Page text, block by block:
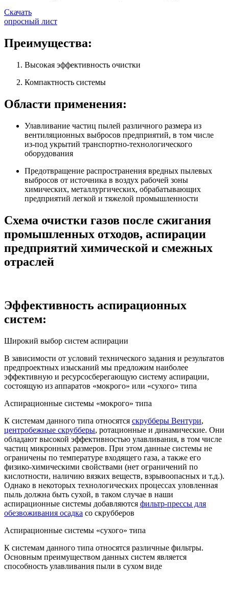
Скачать
опросный лист
Преимущества:
Высокая эффективность очистки
Компактность системы
Области применения:
Улавливание частиц пылей различного размера из
вентиляционных выбросов предприятий, в том числе
из-под укрытий транспортно-технологического
оборудования
Предотвращение распространения вредных пылевых
выбросов от источника в воздух рабочей зоны
химических, металлургических, обрабатывающих
предприятий легкой и тяжелой промышленности
Схема очистки газов после сжигания
промышленных отходов, аспирации
предприятий химической и смежных
отраслей
Эффективность аспирационных
систем:
Широкий выбор систем аспирации
В зависимости от условий технического задания и результатов
предпроектных изысканий мы предложим наиболее
эффективную и ресурсосберегающую систему аспирации,
состоящую из аппаратов «мокрого» или «сухого» типа
Аспирационные системы «мокрого» типа
К системам данного типа относятся скрубберы Вентури,
центробежные скрубберы, ротационные и динамические. Они
обладают высокой эффективностью улавливания, в том числе
частиц микронных размеров. При этом данные системы не
ограничены по температуре входящего газа, а также его
физико-химическими свойствами (нет ограничений по
кислотности, наличию вязких веществ, взрывоопасных и т.д.).
Однако в некоторых технологических процессах уловленная
пыль должна быть сухой, в таком случае в наши
аспирационные системы добавляются фильтр-прессы для
обезвоживания осадка со скрубберов
Аспирационные системы «сухого» типа
К системам данного типа относятся различные фильтры.
Основным преимуществом данных систем является
способность улавливания пыли в сухом виде